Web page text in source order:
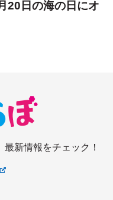
新情報をチェック！